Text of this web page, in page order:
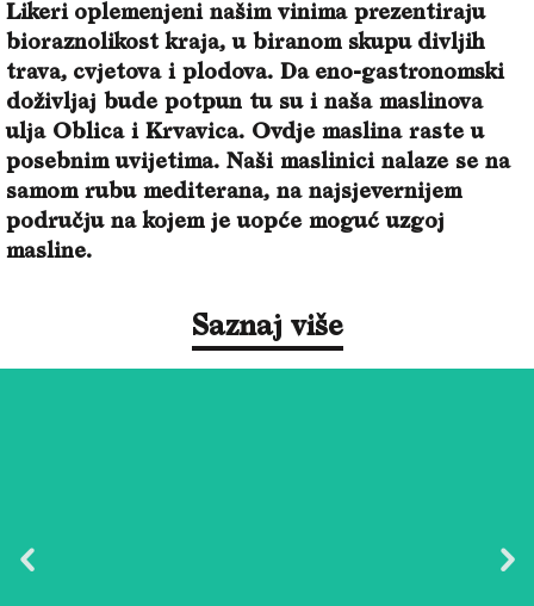
Likeri oplemenjeni našim vinima prezentiraju
bioraznolikost kraja, u biranom skupu divljih
trava, cvjetova i plodova. Da eno-gastronomski
doživljaj bude potpun tu su i naša maslinova
ulja Oblica i Krvavica. Ovdje maslina raste u
posebnim uvijetima. Naši maslinici nalaze se na
samom rubu mediterana, na najsjevernijem
području na kojem je uopće moguć uzgoj
masline.
Saznaj više